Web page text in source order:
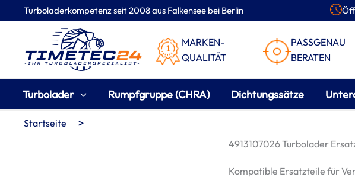
Turboladerkompetenz seit 2008 aus Falkensee bei Berlin
MARKEN-
QUALITÄT
PASSGENAU
BERATEN
Turbolader Rumpfgruppe (CHRA) Dichtungssätze
Inhalt
Startseite >
4913107026 Turbolader
Kompatible Ersatzteile für